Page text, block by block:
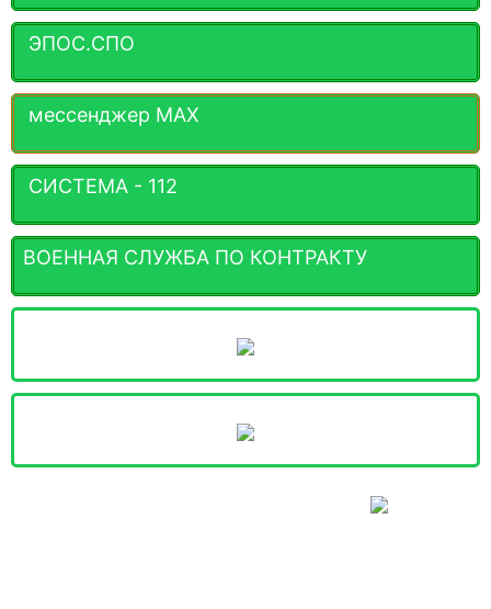
ЭПОС.СПО
мессенджер MАХ
СИСТЕМА - 112
ВОЕННАЯ СЛУЖБА ПО КОНТРАКТУ